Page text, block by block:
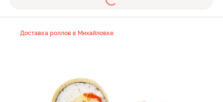
Доставка роллов в Михайловке